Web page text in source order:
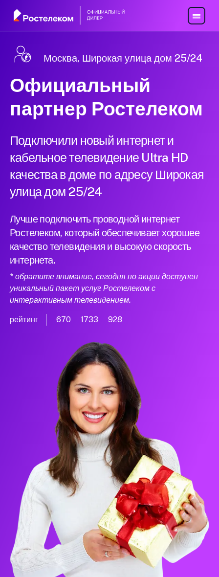
Москва, Широкая улица дом 25/24
Официальный
партнер Ростелеком
Подключили новый интернет и
кабельное телевидение Ultra HD
качества в доме по адресу Широкая
улица дом 25/24
Лучше подключить проводной интернет
Ростелеком, который обеспечивает хорошее
качество телевидения и высокую скорость
интернета.
* обратите внимание, сегодня по акции доступен
уникальный пакет услуг Ростелеком с
интерактивным телевидением.
рейтинг 670 1733 928